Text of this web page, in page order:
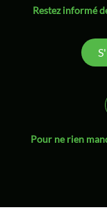
Restez informé
Pour ne rien